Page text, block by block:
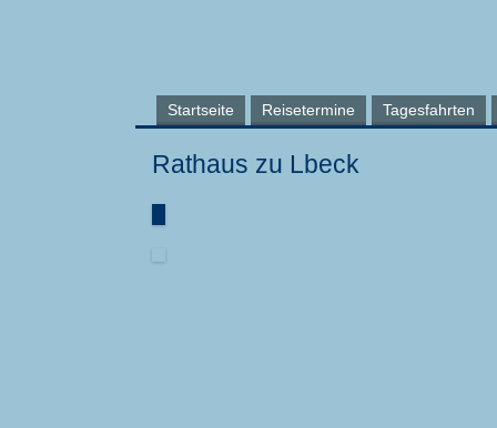
Startseite Reisetermine Tagesfahrten
Rathaus zu Lbeck